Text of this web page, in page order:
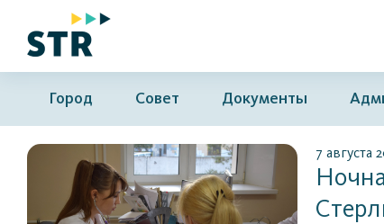
Город Совет Документы
7 августа